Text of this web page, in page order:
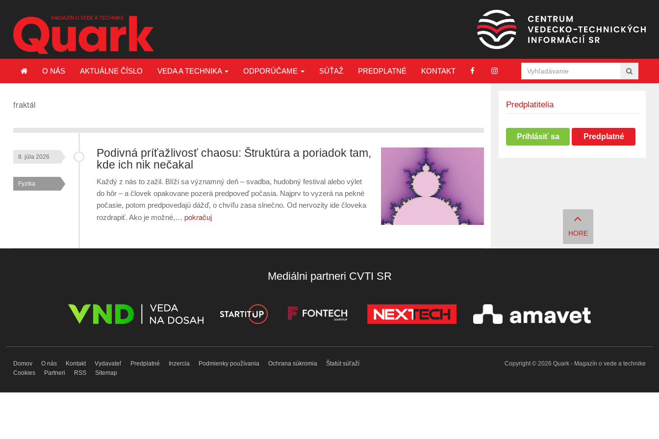
O NÁS AKTUÁLNE ČÍSLO VEDA A TECHNIKA ODPORÚČAME SÚŤAŽ PREDPLATNÉ KONTAKT
fraktál
Podivná príťažlivosť chaosu: Štruktúra a poriadok tam,
kde ich nik nečakal
8. júla 2026
Fyzika
Každý z nás to zažil. Blíži sa významný deň – svadba, hudobný festival alebo výlet
do hôr – a človek opakovane pozerá predpoveď počasia. Najprv to vyzerá na pekné
počasie, potom predpovedajú dážď, o chvíľu zasa slnečno. Od nervozity ide človeka
rozdrapiť. Ako je možné,… pokračuj
Predplatitelia
Prihlásiť sa Predplatné
HORE
Mediálni partneri CVTI SR
Domov O nás Kontakt Vydavateľ Predplatné Inzercia Podmienky používania Ochrana súkromia
Štatút súťaží
Cookies
Partneri RSS Sitemap
Copyright © 2026 Quark - Magazín o vede a technike